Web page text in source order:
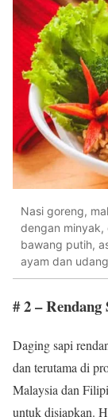
Nasi goreng,
dengan minyak,
bawang putih,
ayam dan
# 2 – Rendang
Daging sapi
dan terutama di
Malaysia dan
untuk disiapkan.